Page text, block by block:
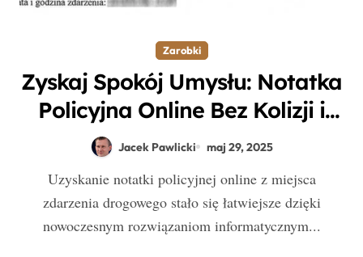
Zarobki
Zyskaj Spokój Umysłu: Notatka
Policyjna Online Bez Kolizji i
Dodatkowych Opłat Po
Jacek Pawlicki maj 29, 2025
Uzyskanie notatki policyjnej online z miejsca
zdarzenia drogowego stało się łatwiejsze dzięki
nowoczesnym rozwiązaniom informatycznym...